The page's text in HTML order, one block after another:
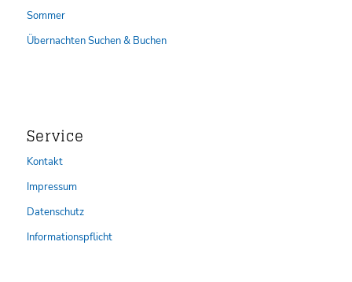
Sommer
Übernachten Suchen & Buchen
Service
Kontakt
Impressum
Datenschutz
Informationspflicht